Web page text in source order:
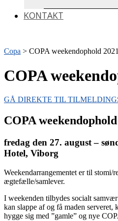
KONTAKT
Copa > COPA weekendophold 2021
COPA
GÅ DIREKTE TIL
COPA
fredag den 27. august –
Hotel, Viborg
Weekendarrangementet er til stomi/
ægtefælle/samlever.
I weekenden tilbydes socialt
kan slappe af og få maden serveret,
hygge sig med ”gamle” og nye